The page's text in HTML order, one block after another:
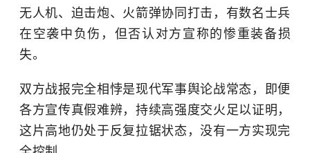
无人机、迫击炮、火箭弹协同打击，有数名士兵
在空袭中负伤，但否认对方宣称的惨重装备损
失。
双方战报完全相悖是现代军事舆论战常态，即便
各方宣传真假难辨，持续高强度交火足以证明，
这片高地仍处于反复拉锯状态，没有一方实现完